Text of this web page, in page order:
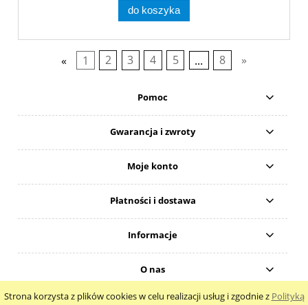
Strona korzysta z plików cookies w celu realizacji usług i zgodnie z Polityką
do koszyka
« 1 2 3 4 5 ... 8 »
Pomoc
Gwarancja i zwroty
Moje konto
Płatności i dostawa
Informacje
O nas